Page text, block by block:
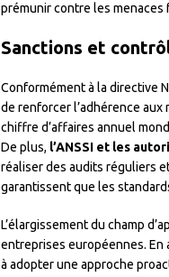
prémunir contre les menaces
Sanctions et
Conformément à la directive
de renforcer l’adhérence
chiffre d’affaires annuel
De plus, l’ANSSI et les
réaliser des audits réguliers
garantissent que les
L’élargissement du champ
entreprises européennes.
à adopter une approche